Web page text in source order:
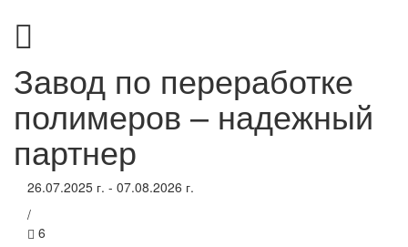
Завод по переработке
полимеров – надежный
партнер
26.07.2025 г. - 07.08.2026 г.
/
6